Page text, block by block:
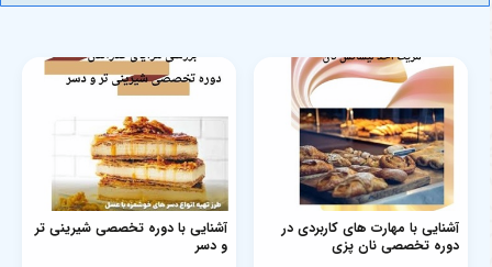
آشنایی با مهارت های کاربردی در
دوره تخصصی نان پزی
آشنایی با دوره تخصصی شیرینی تر
و دسر